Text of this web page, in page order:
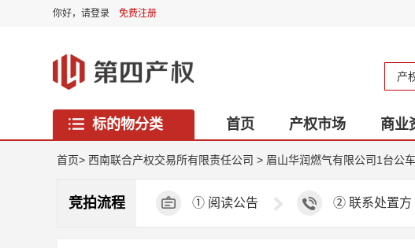
你好， 请登录 免费注册
产
标的物分类 首页 产权市场 商业
西藏专区
首页> 西南联合产权交易所有限责任公司 > 眉山华润燃气有限公司1台公
竞拍流程 ① 阅读公告 ② 联系处置方